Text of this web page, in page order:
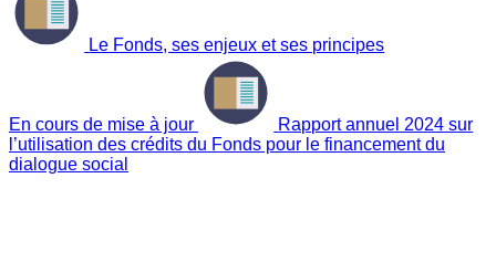
Le Fonds, ses enjeux et ses principes
En cours de mise à jour
Rapport annuel 2024 sur
l’utilisation des crédits du Fonds pour le financement du
dialogue social